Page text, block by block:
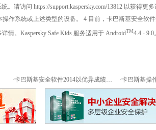
。请访问 https://support.kaspersky.com/13812 以获得更
操作系统或上述类型的设备。 4 目前，卡巴斯基安全软
详情。Kaspersky Safe Kids 服务适用于 AndroidTM4.4 - 9.0
·卡巴斯基安全软件2014以优异成绩通过权威测试 ·卡巴斯基操作